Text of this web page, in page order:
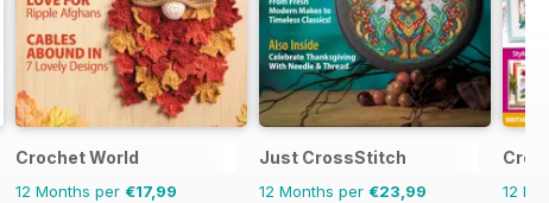
Crochet World
12 Months per €17,99
Just CrossStitch
12 Months per €23,99
12